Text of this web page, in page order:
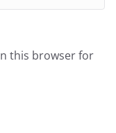
this browser for